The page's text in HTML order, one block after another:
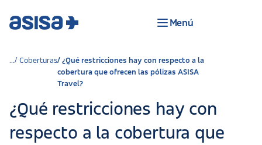
Menú
Coberturas ¿Qué restricciones hay con respecto a la
cobertura que ofrecen las pólizas ASISA
Travel?
¿Qué restricciones hay con
respecto a la cobertura que